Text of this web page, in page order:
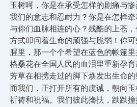
玉树呵，你是在承受怎样的剧痛与
我们的意志和忍耐力？你是在怎样
与你们血脉相连的心？残酷的上苍
方式叩问着生命的顽强与脆弱！你
腥里，那一个个希望在蓝色的帐篷
格桑花在全国人民的血泪里重新孕
芳草在相携走过的脚下焕发出生命的
而我们，正打开所有的虔诚，朝向
祈祷和祝福。我们彼此搀扶，跌跌